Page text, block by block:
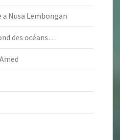
Nusa Lembongan
des océans…